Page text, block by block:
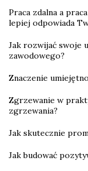
Praca zdalna a
lepiej odpowiada
Jak rozwijać swoje
zawodowego?
Znaczenie
Zgrzewanie w
zgrzewania?
Jak skutecznie
Jak budować